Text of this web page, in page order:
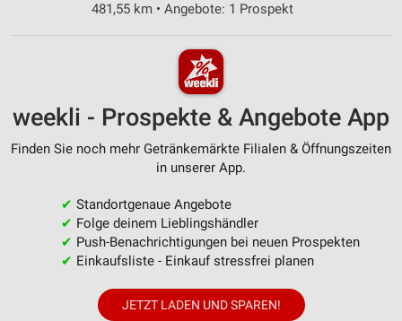
481,55 km • Angebote: 1 Prospekt
weekli - Prospekte & Angebote App
Finden Sie noch mehr Getränkemärkte Filialen & Öffnungszeiten
in unserer App.
✔ Standortgenaue Angebote
✔ Folge deinem Lieblingshändler
✔ Push-Benachrichtigungen bei neuen Prospekten
✔ Einkaufsliste - Einkauf stressfrei planen
JETZT LADEN UND SPAREN!